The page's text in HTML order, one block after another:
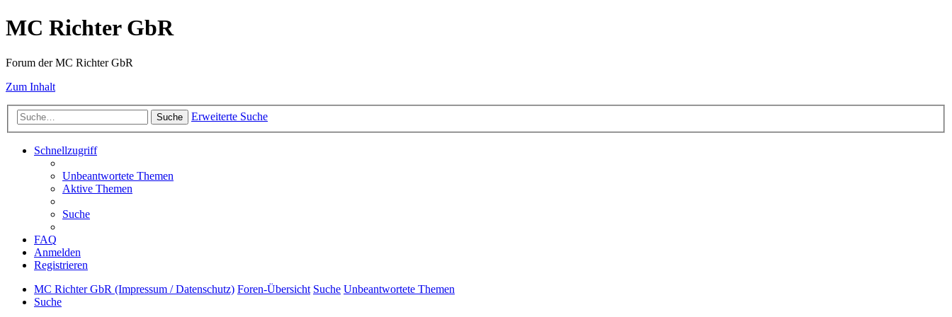
MC Richter GbR
Forum der MC Richter GbR
Zum Inhalt
Suche Erweiterte Suche
Schnellzugriff
Unbeantwortete Themen
Aktive Themen
Suche
FAQ
Anmelden
Registrieren
MC Richter GbR (Impressum / Datenschutz) Foren-Übersicht Suche Unbeantwortete Themen
Suche